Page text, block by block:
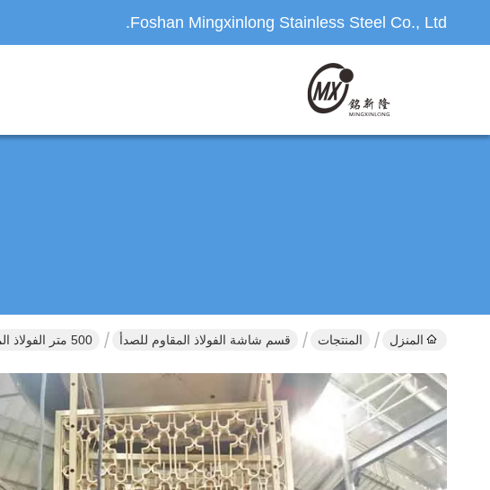
Foshan Mingxinlong Stainless Steel Co., Ltd.
المنزل المنتجات قسم شاشة الفولاذ المقاوم للصدأ 500 متر الفولاذ المقاوم للصدأ شاشة التقسيم مقسم لوحة ارتفع الذهب البرونزية خط أسود فرشاة مربع نحت نمط زهرة